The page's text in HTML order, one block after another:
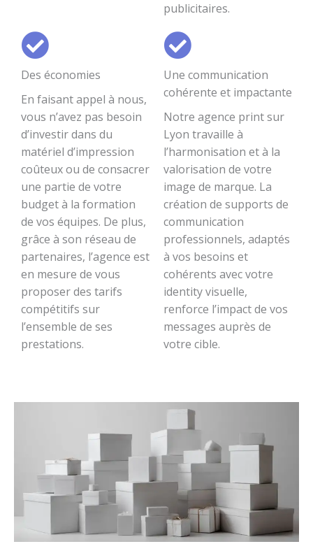
publicitaires.
Des économies
En faisant appel à nous,
vous n’avez pas besoin
d’investir dans du
matériel d’impression
coûteux ou de consacrer
une partie de votre
budget à la formation
de vos équipes. De plus,
grâce à son réseau de
partenaires, l’agence est
en mesure de vous
proposer des tarifs
compétitifs sur
l’ensemble de ses
prestations.
Une communication
cohérente et impactante
Notre agence print sur
Lyon travaille à
l’harmonisation et à la
valorisation de votre
image de marque. La
création de supports de
communication
professionnels, adaptés
à vos besoins et
cohérents avec votre
identity visuelle,
renforce l’impact de vos
messages auprès de
votre cible.